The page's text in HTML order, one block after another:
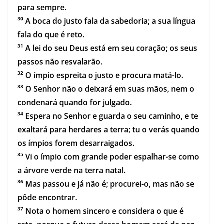
para sempre.
³⁰ A boca do justo fala da sabedoria; a sua língua
fala do que é reto.
³¹ A lei do seu Deus está em seu coração; os seus
passos não resvalarão.
³² O ímpio espreita o justo e procura matá-lo.
³³ O Senhor não o deixará em suas mãos, nem o
condenará quando for julgado.
³⁴ Espera no Senhor e guarda o seu caminho, e te
exaltará para herdares a terra; tu o verás quando
os ímpios forem desarraigados.
³⁵ Vi o ímpio com grande poder espalhar-se como
a árvore verde na terra natal.
³⁶ Mas passou e já não é; procurei-o, mas não se
pôde encontrar.
³⁷ Nota o homem sincero e considera o que é